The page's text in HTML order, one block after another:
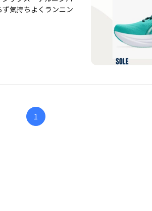
気持ちよくランニン
1